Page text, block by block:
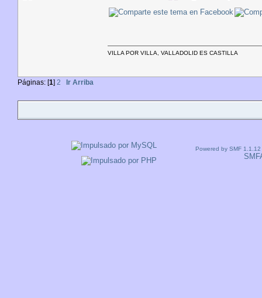
VILLA POR VILLA, VALLADOLID ES CASTILLA
Páginas: [1] 2 Ir Arriba
Powered by SMF 1.1.12